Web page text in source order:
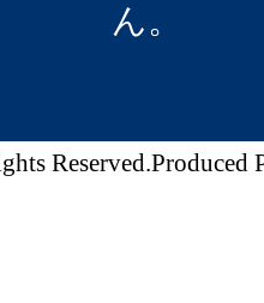
ん。
Reserved.Produced